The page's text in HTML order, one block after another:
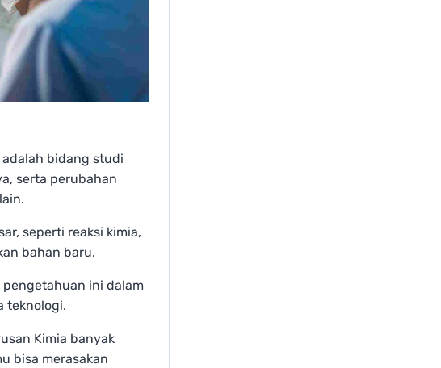
adalah bidang studi
serta perubahan
seperti reaksi kimia,
bahan baru.
pengetahuan ini dalam
teknologi.
Kimia banyak
bisa merasakan